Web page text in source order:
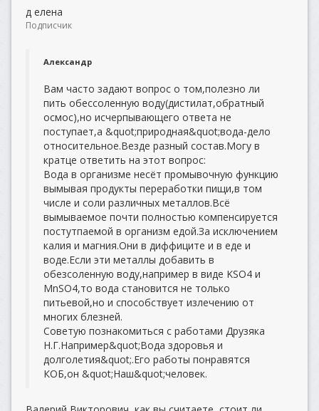
д елена
Подписчик
Александр
Вам часто задают вопрос о том,полезно ли
пить обессоленную воду(дистилат,обратный
осмос),но исчерпывающего ответа не
поступает,а &quot;природная&quot;вода-дело
относительное.Везде разный состав.Могу в
кратце ответить на этот вопрос:
Вода в организме несёт промывочную функцию
вымывая продукты переработки пищи,в том
числе и соли различных металлов.Всё
вымываемое почти полностью компенсируется
постутпаемой в организм едой.За исключением
калия и магния.Они в диффиците и в еде и
воде.Если эти металлы добавить в
обезсоленную воду,например в виде KSO4 и
MnSO4,то вода становится не только
питьевой,но и способствует излечению от
многих блезней.
Советую познакомиться с работами Друзяка
Н.Г.Например&quot;Вода здоровья и
долголетия&quot;.Его работы понравятся
КОБ,он &quot;Наш&quot;человек.